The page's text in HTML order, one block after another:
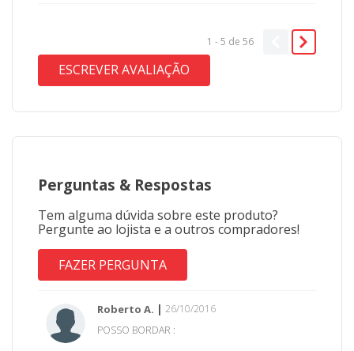
1 - 5 de 56
ESCREVER AVALIAÇÃO
Perguntas & Respostas
Tem alguma dúvida sobre este produto?
Pergunte ao lojista e a outros compradores!
FAZER PERGUNTA
Roberto A.
26/10/2016
POSSO BORDAR :